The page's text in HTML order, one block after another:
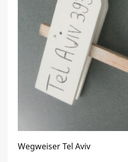
Wegweiser Tel Aviv